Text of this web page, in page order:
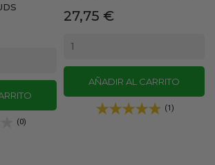
(0)
Precio
27,75 €
AÑADIR AL CARRITO
(1)